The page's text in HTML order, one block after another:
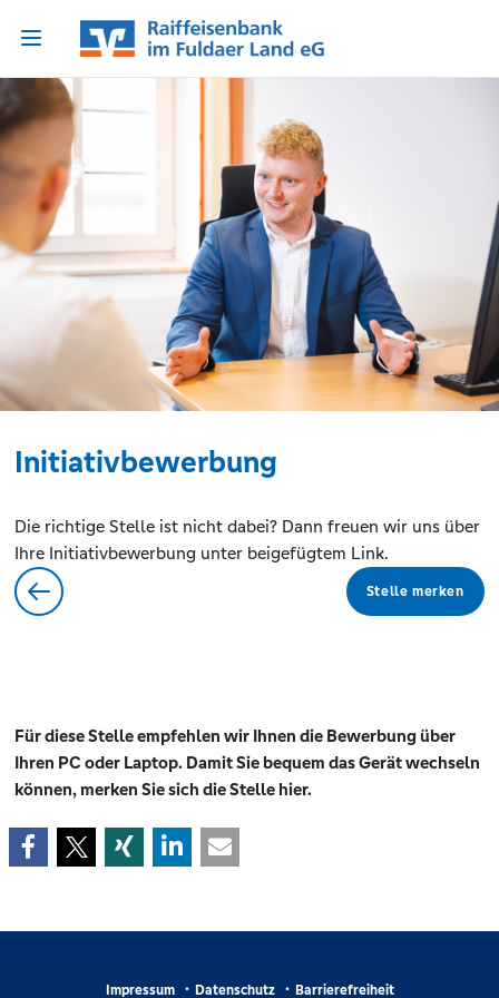
Initiativbewerbung
Die richtige Stelle ist nicht dabei? Dann freuen wir uns über
Ihre Initiativbewerbung unter beigefügtem Link.
Stelle merken
Für diese Stelle empfehlen wir Ihnen die Bewerbung über
Ihren PC oder Laptop. Damit Sie bequem das Gerät wechseln
können, merken Sie sich die Stelle hier.
Impressum Datenschutz Barrierefreiheit